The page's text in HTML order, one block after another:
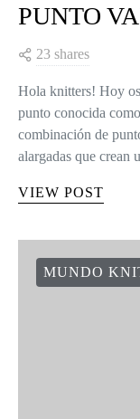
PUNTO
23 shares
Hola knitters! Hoy
punto conocida
combinación de
alargadas que
VIEW POST
MUNDO